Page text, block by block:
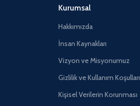
Kurumsal
Hakkımızda
İnsan Kaynakları
Vizyon ve Misyonumuz
Gizlilik ve Kullanım Koşulları
Kişisel Verilerin Korunması